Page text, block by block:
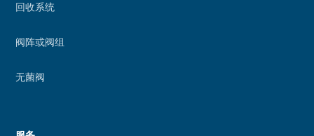
回收系统
阀阵或阀组
无菌阀